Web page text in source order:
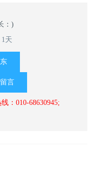
：)
1天
言
：010-68630945;